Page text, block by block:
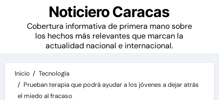
Noticiero Caracas
Cobertura informativa de primera mano sobre
los hechos más relevantes que marcan la
actualidad nacional e internacional.
Inicio
Tecnología
Prueban terapia que podrá ayudar a los jóvenes a dejar atrás
el miedo al fracaso